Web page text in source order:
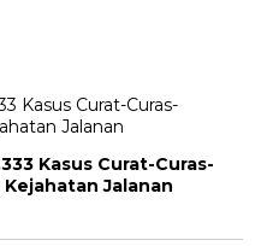
Kasus Curat-Curas-
Jalanan